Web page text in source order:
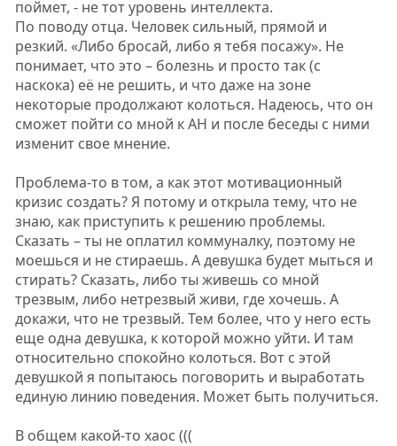
поймет, - не тот уровень интеллекта.
По поводу отца. Человек сильный, прямой и
резкий. «Либо бросай, либо я тебя посажу». Не
понимает, что это – болезнь и просто так (с
наскока) её не решить, и что даже на зоне
некоторые продолжают колоться. Надеюсь, что он
сможет пойти со мной к АН и после беседы с ними
изменит свое мнение.
Проблема-то в том, а как этот мотивационный
кризис создать? Я потому и открыла тему, что не
знаю, как приступить к решению проблемы.
Сказать – ты не оплатил коммуналку, поэтому не
моешься и не стираешь. А девушка будет мыться и
стирать? Сказать, либо ты живешь со мной
трезвым, либо нетрезвый живи, где хочешь. А
докажи, что не трезвый. Тем более, что у него есть
еще одна девушка, к которой можно уйти. И там
относительно спокойно колоться. Вот с этой
девушкой я попытаюсь поговорить и выработать
единую линию поведения. Может быть получиться.
В общем какой-то хаос (((